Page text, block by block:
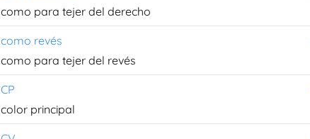
como para tejer del derecho
como revés
como para tejer del revés
CP
color principal